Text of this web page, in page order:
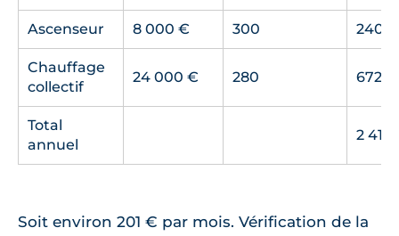
Ascenseur 8 000 € 300 240 €
Chauffage
collectif
24 000 € 280 672 €
Total
annuel
2 412
Soit environ 201 € par mois. Vérification de la